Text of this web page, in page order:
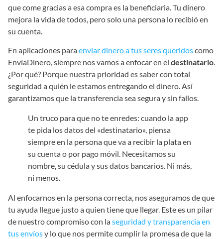
que come gracias a esa compra es la beneficiaria. Tu dinero
mejora la vida de todos, pero solo una persona lo recibió en
su cuenta.
En aplicaciones paraenviar dinero a tus seres queridoscomo
EnvíaDinero, siempre nos vamos a enfocar en el destinatario.
¿Por qué? Porque nuestra prioridad es saber con total
seguridad a quién le estamos entregando el dinero. Así
garantizamos que la transferencia sea segura y sin fallos.
Un truco para que no te enredes: cuando la app
te pida los datos del «destinatario», piensa
siempre en la persona que va a recibir la plata en
su cuenta o por pago móvil. Necesitamos su
nombre, su cédula y sus datos bancarios. Ni más,
ni menos.
Al enfocarnos en la persona correcta, nos aseguramos de que
tu ayuda llegue justo a quien tiene que llegar. Este es un pilar
de nuestro compromiso con laseguridad y transparencia en
tus envíosy lo que nos permite cumplir la promesa de que la